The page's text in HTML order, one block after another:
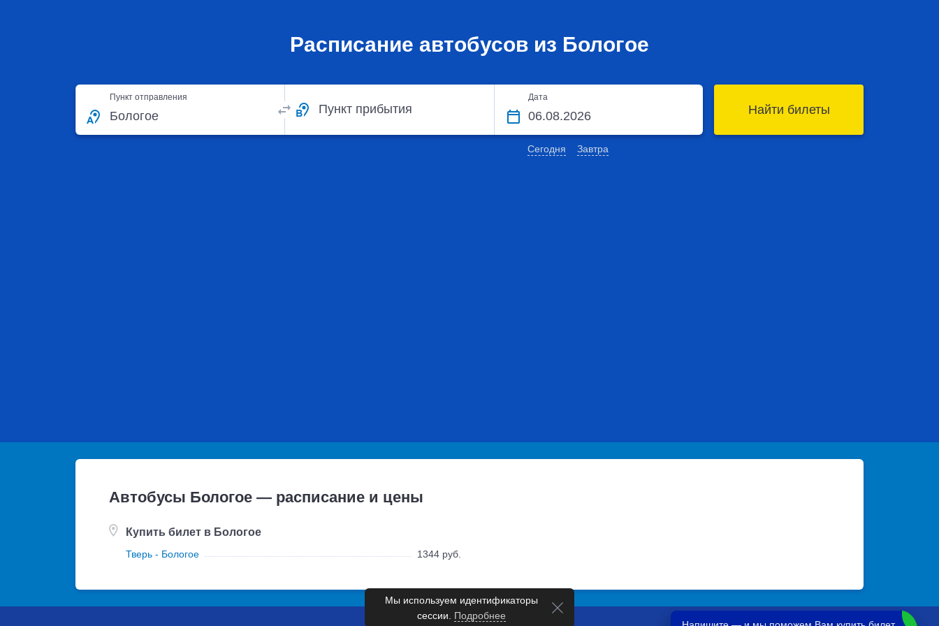
Расписание автобусов из Бологое
Пункт отправления
Пункт прибытия
Дата
Сегодня Завтра
Найти билеты
Автобусы Бологое — расписание и цены
Купить билет в Бологое
Тверь - Бологое 1344 руб.
Мы используем идентификаторы
сессии. Подробнее